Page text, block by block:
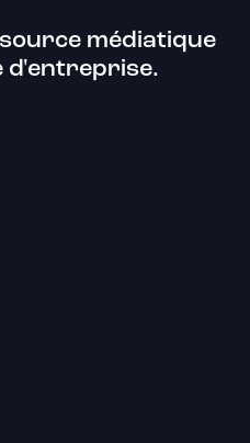
médiatique
d'entreprise.